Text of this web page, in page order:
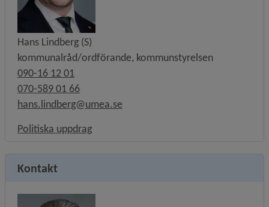
Hans Lindberg (S)
kommunalråd/ordförande, kommunstyrelsen
090-16 12 01
070-589 01 66
hans.lindberg@umea.se
Politiska uppdragLänk till annan webbplats, öppnas i nytt
Kontakt